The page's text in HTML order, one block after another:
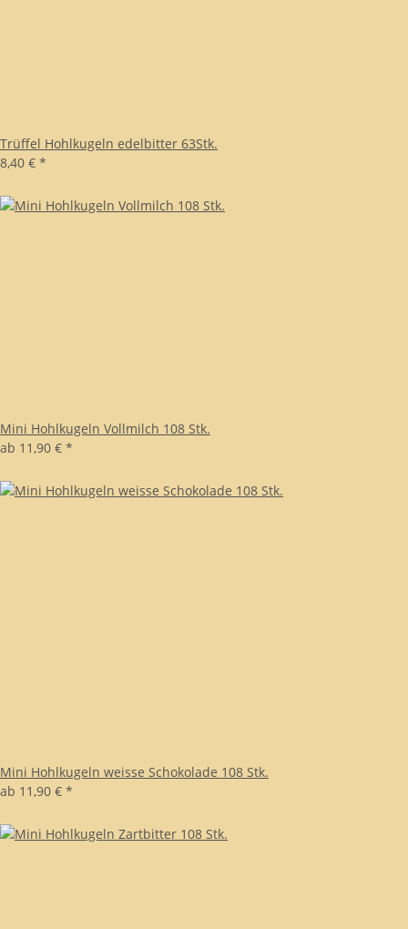
Trüffel Hohlkugeln edelbitter 63Stk.
8,40 € *
Mini Hohlkugeln Vollmilch 108 Stk.
ab 11,90 € *
Mini Hohlkugeln weisse Schokolade 108 Stk.
ab 11,90 € *